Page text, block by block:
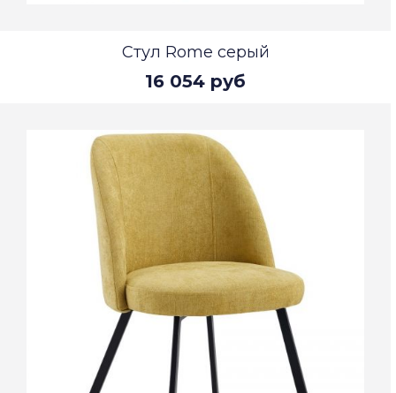
Стул Rome серый
16 054 руб